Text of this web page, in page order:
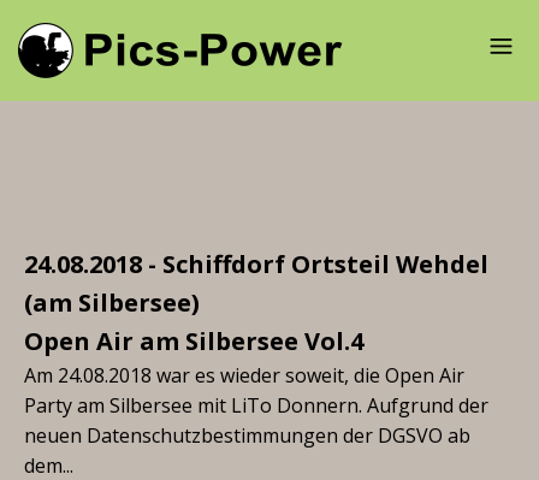
24.08.2018 - Schiffdorf Ortsteil Wehdel
(am Silbersee)
Open Air am Silbersee Vol.4
Am 24.08.2018 war es wieder soweit, die Open Air
Party am Silbersee mit LiTo Donnern. Aufgrund der
neuen Datenschutzbestimmungen der DGSVO ab
dem...